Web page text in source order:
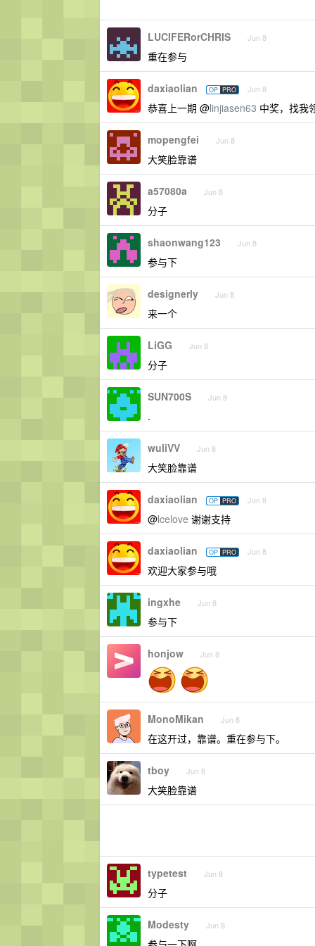
LUCIFERorCHRIS Jun 8
重在参与
daxiaolian OP PRO Jun 8
恭喜上一期 @linjiasen63 中奖，找我
mopengfei Jun 8
大笑脸靠谱
a57080a Jun 8
分子
shaonwang123 Jun 8
参与下
designerly Jun 8
来一个
LiGG Jun 8
分子
SUN700S Jun 8
.
wuliVV Jun 8
大笑脸靠谱
daxiaolian OP PRO Jun 8
@lcelove 谢谢支持
daxiaolian OP PRO Jun 8
欢迎大家参与哦
ingxhe Jun 8
参与下
honjow Jun 8
MonoMikan Jun 8
在这开过，靠谱。重在参与下。
tboy Jun 8
大笑脸靠谱
typetest Jun 8
分子
Modesty Jun 8